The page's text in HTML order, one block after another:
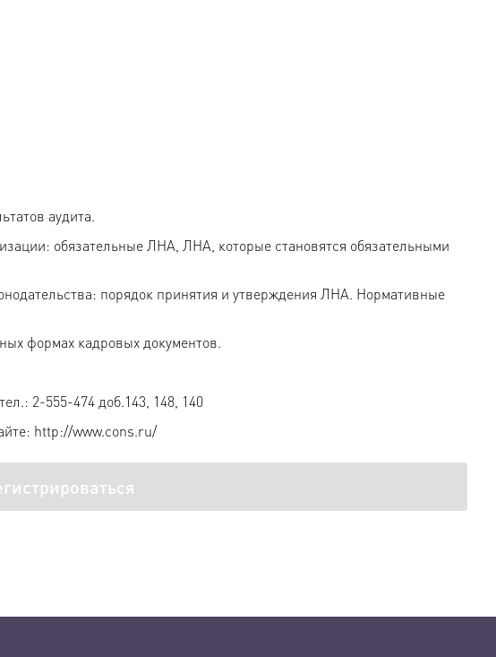
аудита.
обязательные ЛНА, ЛНА, которые становятся обязательными
порядок принятия и утверждения ЛНА. Нормативные
формах кадровых документов.
2-555-474 доб.143, 148, 140
http://www.cons.ru/